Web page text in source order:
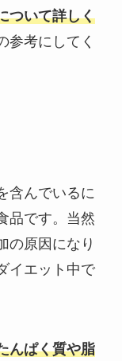
ついて詳しく
参考にしてく
含んでいるに
品です。当然
の原因になり
イエット中で
んぱく質や脂